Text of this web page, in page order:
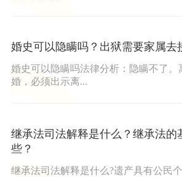
婚史可以隐瞒吗？出狱需要家属去
婚史可以隐瞒吗法律分析：隐瞒不了。
婚，必须出示离...
继承法司法解释是什么？继承法的
些？
继承法司法解释是什么?遗产具有公民